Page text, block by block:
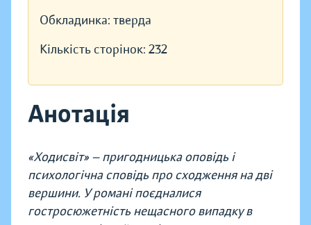
Обкладинка: тверда
Кількість сторінок: 232
Анотація
«Ходисвіт» — пригодницька оповідь і
психологічна сповідь про сходження на дві
вершини. У романі поєдналися
гостросюжетність нещасного випадку в